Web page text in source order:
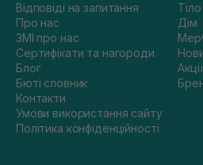
Відповіді на запитання
Про нас
ЗМІ про нас
Сертифікати та нагороди
Блог
Бюті словник
Контакти
Умови використання сайту
Політика конфіденційності
Тіло
Дім